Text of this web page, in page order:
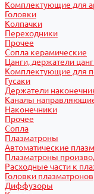
Комплектующие для
Головки
Колпачки
Переходники
Прочее
Сопла керамические
Цанги, держатели
Комплектующие для
Гусаки
Держатели
Каналы
Наконечники
Прочее
Сопла
Плазматроны
Автоматические
Плазматроны
Расходные части к
Головки плазматронов
Диффузоры